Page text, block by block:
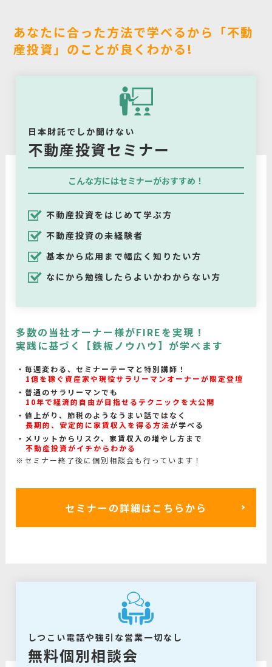
あなたに合った方法で学べるから「不動
産投資」のことが良くわかる!
日本財託でしか聞けない
不動産投資セミナー
こんな方にはセミナーがおすすめ！
不動産投資をはじめて学ぶ方
不動産投資の未経験者
基本から応用まで幅広く知りたい方
なにから勉強したらよいかわからない方
多数の当社オーナー様がFIREを実現！
実践に基づく【鉄板ノウハウ】が学べます
毎週変わる、セミナーテーマと特別講師！
1億を稼ぐ資産家や現役サラリーマンオーナーが限定登壇
普通のサラリーマンでも
10年で経済的自由が目指せるテクニックを大公開
値上がり、節税のようなうまい話ではなく
長期的、安定的に家賃収入を得る方法が学べる
メリットからリスク、家賃収入の増やし方まで
不動産投資がイチからわかる
※セミナー終了後に個別相談会も行っています！
セミナーの詳細はこちらから
しつこい電話や強引な営業一切なし
無料個別相談会